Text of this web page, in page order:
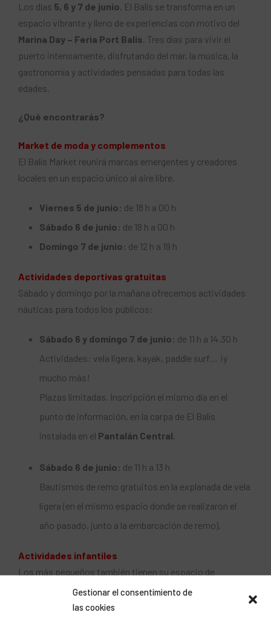
Gestionar el consentimiento de
las cookies
Los días 5, 6 y 7 de junio, El Balís se transforma en un
espacio vibrante y lleno de experiencias con motivo del
Marina Day – Feria Port Balís . Tres días para vivir el
puerto intensamente, disfrutando del mar, la música, la
gastronomía y actividades pensadas para todas las
edades.
¿Qué encontrarás?
Market de moda y complementos
El Balís Market reunirá marcas emergentes y creadores
locales en un espacio único al aire libre.
Viernes 5 de junio: de 18 h a 00 h
Sábado 6 de junio: de 18 h a 00 h
Domingo 7 de junio: de 12 h a 19 h
Actividades deportivas gratuitas
Sábado y domingo por la mañana ofrecemos actividades
náuticas para todos los públicos:
Sábado 6 y domingo 7 de junio: de 11 h a 14.30 h
Actividades: vela ligera, kayak, paddle surf… ¡y
mucho más!
Plazas limitadas. Inscripción el mismo día en el
punto de información, en la carpa de El Balís
instalada en el Pantalán Central
Sábado 6 de junio: de 11 h a 13 h
Bautismos de remo gratuitos en la explanada de vela
ligera (en el mismo espacio donde se realizaron el
año pasado, junto a la embarcación de remo).
Actividades infantiles
Los más pequeños también tienen su espacio de